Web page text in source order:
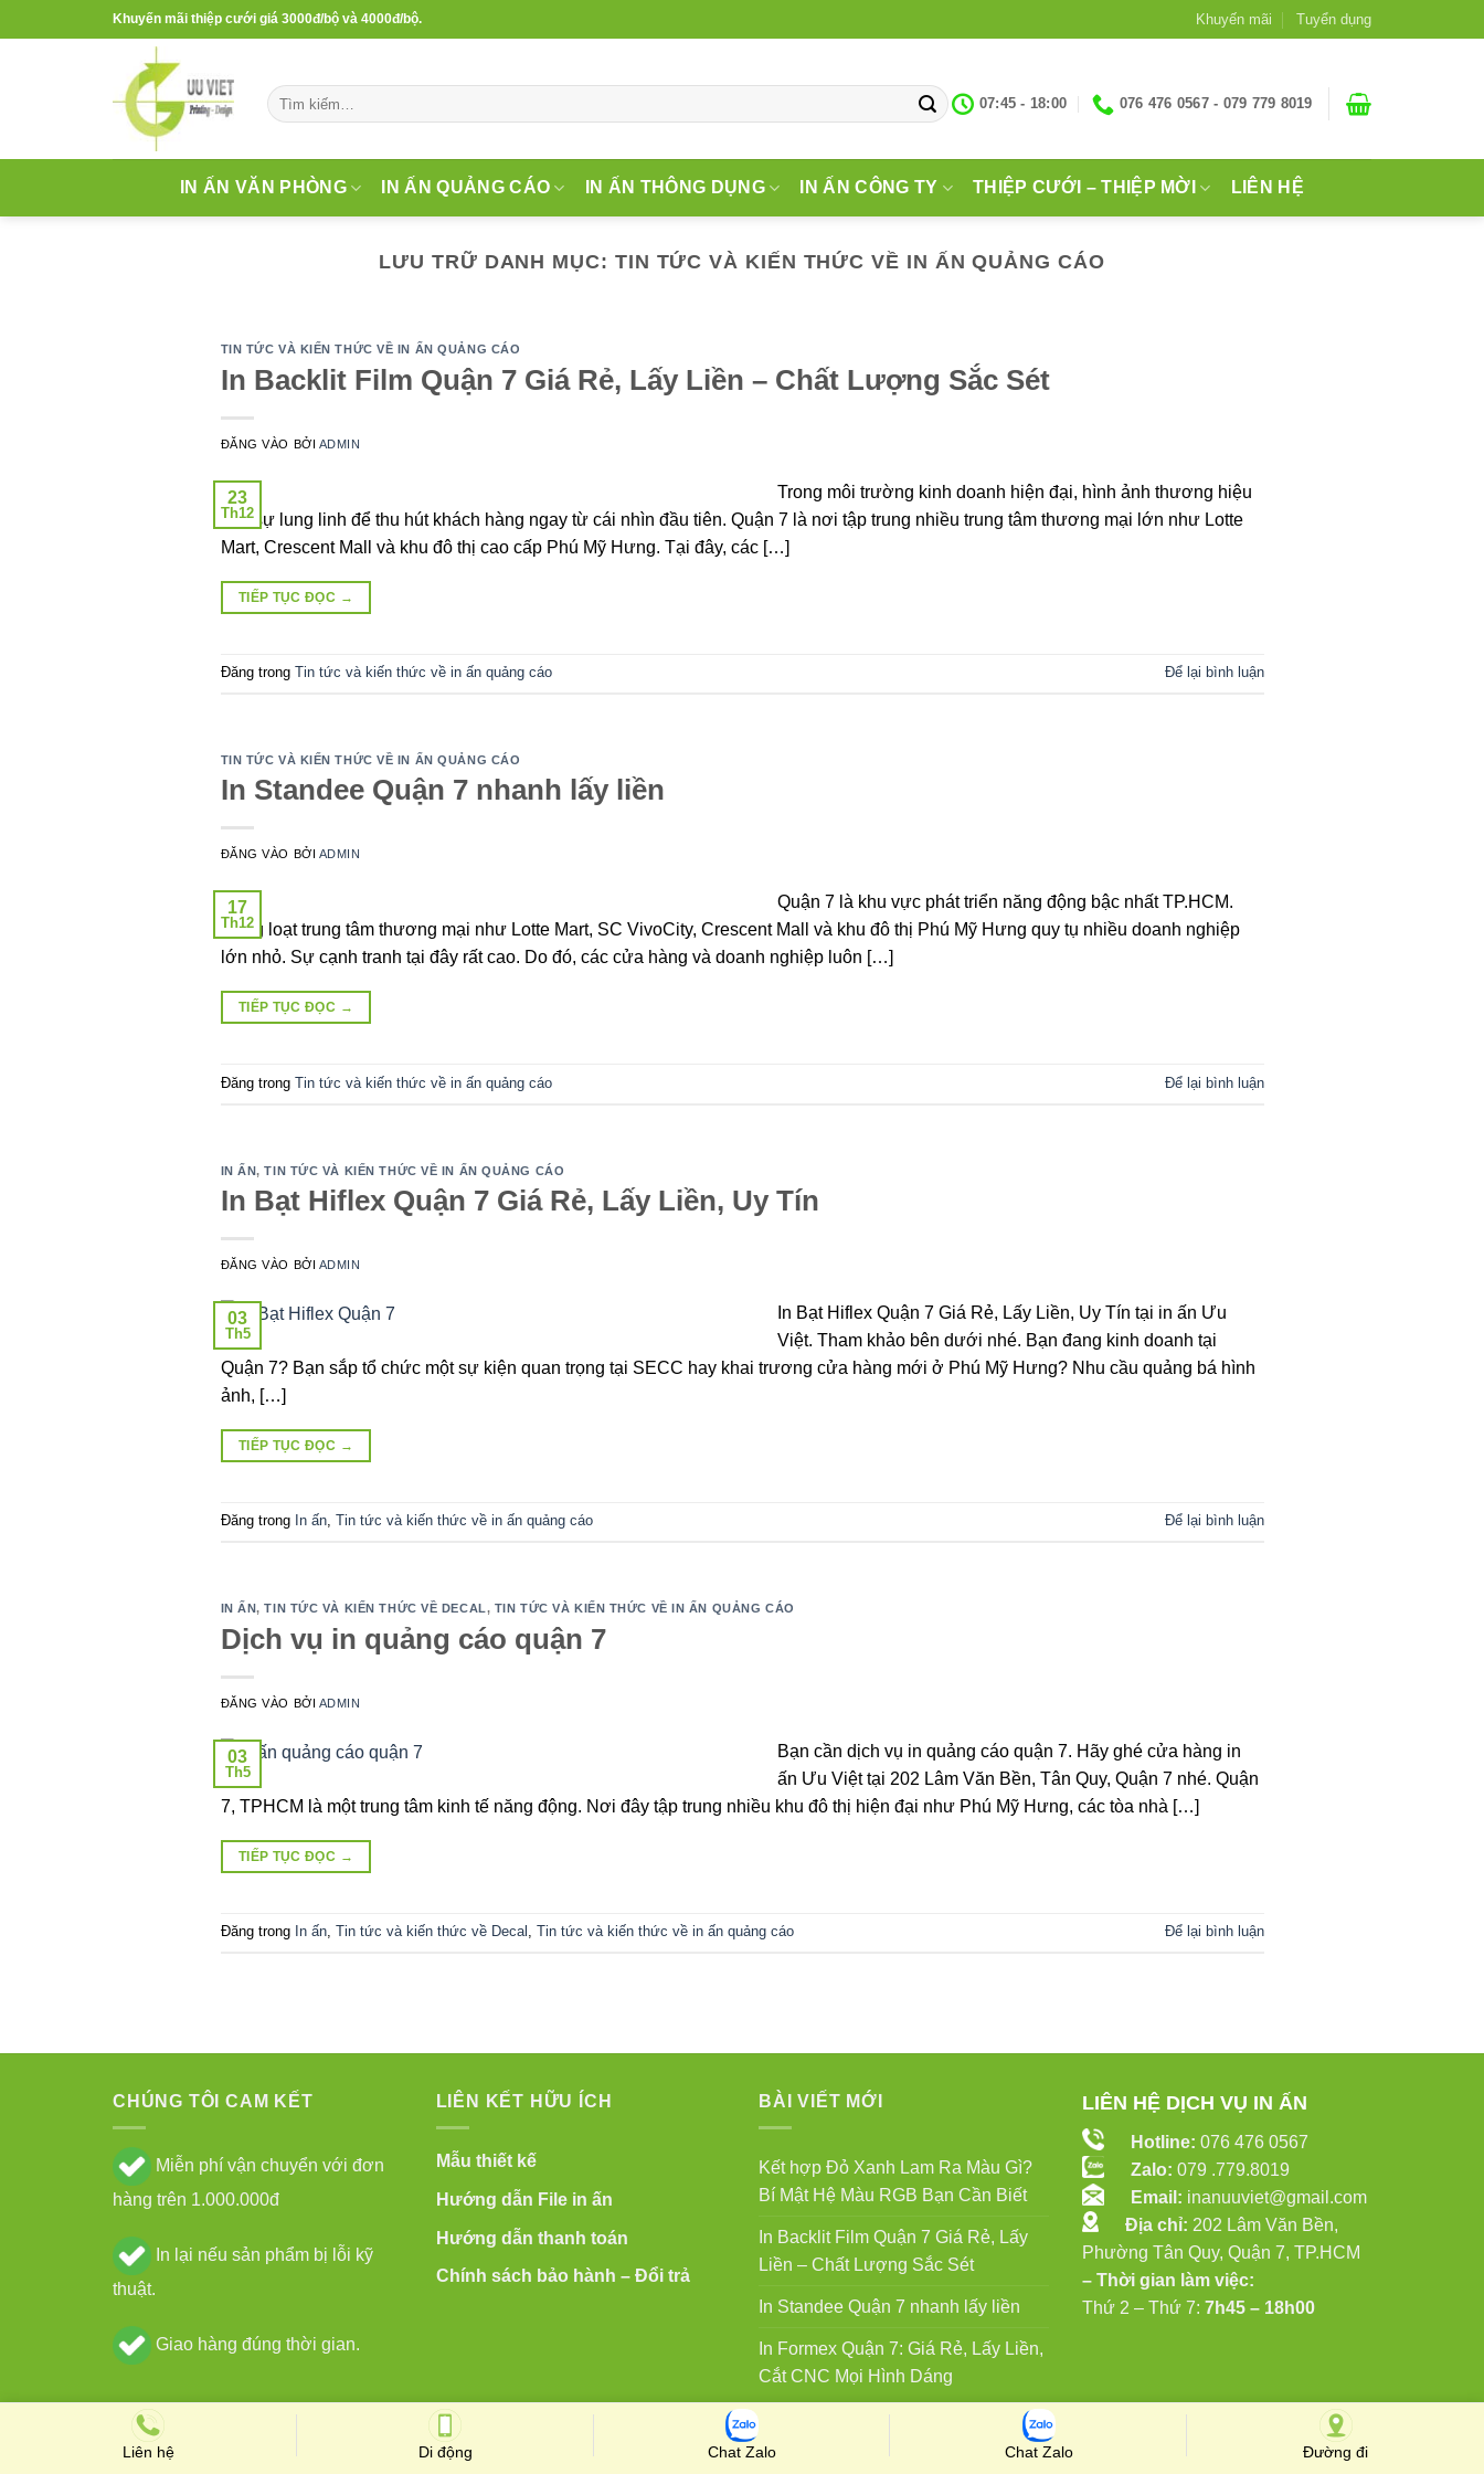
qua
Khuyến mãi thiệp cưới giá 3000đ/bộ và 4000đ/bộ. Khuyến mãi Tuyển dụng
Tìm
kiếm:
07:45 - 18:00 076 476 0567 - 079 779 8019
IN ẤN VĂN PHÒNG IN ẤN QUẢNG CÁO IN ẤN THÔNG DỤNG IN ẤN CÔNG TY THIỆP CƯỚI – THIỆP MỜI LIÊN HỆ
LƯU TRỮ DANH MỤC: TIN TỨC VÀ KIẾN THỨC VỀ IN ẤN QUẢNG CÁO
TIN TỨC VÀ KIẾN THỨC VỀ IN ẤN QUẢNG CÁO
In Backlit Film Quận 7 Giá Rẻ, Lấy Liền – Chất Lượng Sắc Sét
ĐĂNG VÀO BỞI ADMIN
23
Th12
Trong môi trường kinh doanh hiện đại, hình ảnh thương hiệu
cần sự lung linh để thu hút khách hàng ngay từ cái nhìn đầu tiên. Quận 7 là nơi tập trung nhiều trung tâm thương mại lớn như Lotte
Mart, Crescent Mall và khu đô thị cao cấp Phú Mỹ Hưng. Tại đây, các […]
TIẾP TỤC ĐỌC →
Đăng trong Tin tức và kiến thức về in ấn quảng cáo Để lại bình luận
TIN TỨC VÀ KIẾN THỨC VỀ IN ẤN QUẢNG CÁO
In Standee Quận 7 nhanh lấy liền
ĐĂNG VÀO BỞI ADMIN
17
Th12
Quận 7 là khu vực phát triển năng động bậc nhất TP.HCM.
Hàng loạt trung tâm thương mại như Lotte Mart, SC VivoCity, Crescent Mall và khu đô thị Phú Mỹ Hưng quy tụ nhiều doanh nghiệp
lớn nhỏ. Sự cạnh tranh tại đây rất cao. Do đó, các cửa hàng và doanh nghiệp luôn […]
TIẾP TỤC ĐỌC →
Đăng trong Tin tức và kiến thức về in ấn quảng cáo Để lại bình luận
IN ẤN,TIN TỨC VÀ KIẾN THỨC VỀ IN ẤN QUẢNG CÁO
In Bạt Hiflex Quận 7 Giá Rẻ, Lấy Liền, Uy Tín
ĐĂNG VÀO BỞI ADMIN
03
Th5
In Bạt Hiflex Quận 7 Giá Rẻ, Lấy Liền, Uy Tín tại in ấn Ưu
Việt. Tham khảo bên dưới nhé. Bạn đang kinh doanh tại
Quận 7? Bạn sắp tổ chức một sự kiện quan trọng tại SECC hay khai trương cửa hàng mới ở Phú Mỹ Hưng? Nhu cầu quảng bá hình
ảnh, […]
TIẾP TỤC ĐỌC →
Đăng trong In ấn, Tin tức và kiến thức về in ấn quảng cáo Để lại bình luận
IN ẤN,TIN TỨC VÀ KIẾN THỨC VỀ DECAL, TIN TỨC VÀ KIẾN THỨC VỀ IN ẤN QUẢNG CÁO
Dịch vụ in quảng cáo quận 7
ĐĂNG VÀO BỞI ADMIN
03
Th5
Bạn cần dịch vụ in quảng cáo quận 7. Hãy ghé cửa hàng in
ấn Ưu Việt tại 202 Lâm Văn Bền, Tân Quy, Quận 7 nhé. Quận
7, TPHCM là một trung tâm kinh tế năng động. Nơi đây tập trung nhiều khu đô thị hiện đại như Phú Mỹ Hưng, các tòa nhà […]
TIẾP TỤC ĐỌC →
Đăng trong In ấn, Tin tức và kiến thức về Decal , Tin tức và kiến thức về in ấn quảng cáo Để lại bình luận
CHÚNG TÔI CAM KẾT
Miễn phí vận chuyển với đơn
hàng trên 1.000.000đ
In lại nếu sản phẩm bị lỗi kỹ
thuật.
Giao hàng đúng thời gian.
LIÊN KẾT HỮU ÍCH
Mẫu thiết kế
Hướng dẫn File in ấn
Hướng dẫn thanh toán
Chính sách bảo hành – Đổi trả
BÀI VIẾT MỚI
Kết hợp Đỏ Xanh Lam Ra Màu Gì?
Bí Mật Hệ Màu RGB Bạn Cần Biết
In Backlit Film Quận 7 Giá Rẻ, Lấy
Liền – Chất Lượng Sắc Sét
In Standee Quận 7 nhanh lấy liền
In Formex Quận 7: Giá Rẻ, Lấy Liền,
Cắt CNC Mọi Hình Dáng
LIÊN HỆ DỊCH VỤ IN ẤN
Hotline: 076 476 0567
Zalo: 079 .779.8019
Email: inanuuviet@gmail.com
Địa chỉ: 202 Lâm Văn Bền,
Phường Tân Quy, Quận 7, TP.HCM
– Thời gian làm việc:
Thứ 2 – Thứ 7: 7h45 – 18h00
Copyright 2024 ©
Liên hệ Di động Chat Zalo Chat Zalo Đường đi